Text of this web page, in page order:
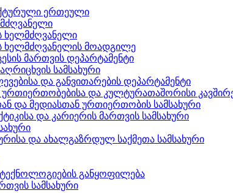
ერთეული
ხელმძღვანელი
ხელმძღვანელის მოადგილე
მართვის დეპარტამენტი
სამსახური
და განვითარების დეპარტამენტი
და კულტურათაშორისი
და მედიასთან ურთიერთობის სამსახური
და კარიერის მართვის სამსახური
და ახალგაზრდულ საქმეთა სამსახური
განყოფილება
სამსახური